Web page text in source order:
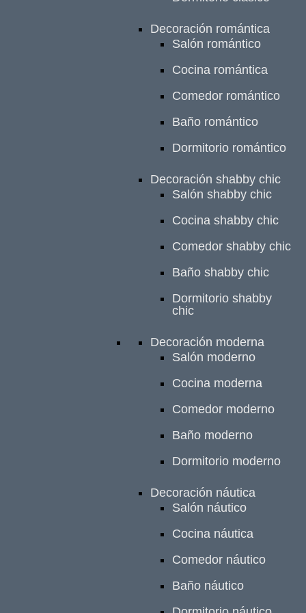
Decoración romántica
Salón romántico
Cocina romántica
Comedor romántico
Baño romántico
Dormitorio romántico
Decoración shabby chic
Salón shabby chic
Cocina shabby chic
Comedor shabby chic
Baño shabby chic
Dormitorio shabby
chic
Decoración moderna
Salón moderno
Cocina moderna
Comedor moderno
Baño moderno
Dormitorio moderno
Decoración náutica
Salón náutico
Cocina náutica
Comedor náutico
Baño náutico